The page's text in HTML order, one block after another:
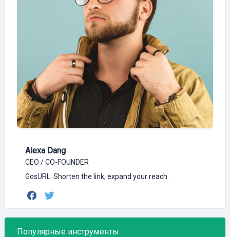
Alexa Dang
CEO / CO-FOUNDER
GosURL: Shorten the link, expand your reach.
Популярные инструменты